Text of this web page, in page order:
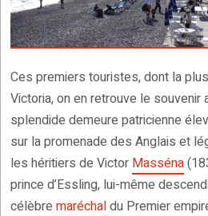
Ces premiers touristes, dont la
Victoria, on en retrouve le souvenir
splendide demeure patricienne
sur la promenade des Anglais et
les héritiers de Victor Masséna
prince d’Essling, lui-même
célèbre maréchaldu Premier